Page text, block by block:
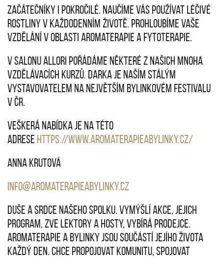
začátečníky i pokročilé. Naučíme vás používat léčivé
rostliny v každodenním životě. Prohloubíme vaše
vzdělání v oblasti aromaterapie a fytoterapie.
V SALONU ALLORI POŘÁDÁME NĚKTERÉ Z NAŠICH MNOHA
VZDĚLÁVACÍCH KURZŮ. DARKA JE NAŠÍM STÁLÝM
VYSTAVOVATELEM NA NEJVĚTŠÍM BYLINKOVÉM FESTIVALU
V ČR.
VEŠKERÁ NABÍDKA JE NA TÉTO
ADRESE https://www.aromaterapieabylinky.cz/
Anna Krutová
info@aromaterapieabylinky.cz
Duše a srdce našeho spolku. Vymýšlí akce, jejich
program, zve lektory a hosty, vybírá prodejce.
Aromaterapie a bylinky jsou součástí jejího života
každý den. Chce propojovat komunitu, spojovat